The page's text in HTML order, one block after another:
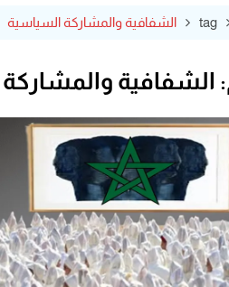
tag الشفافية والمشاركة السياسية
الشفافية